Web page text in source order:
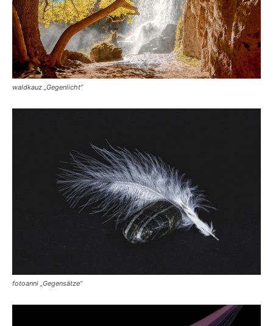
waldkauz „Gegenlicht“
fotoanni „Gegensätze“